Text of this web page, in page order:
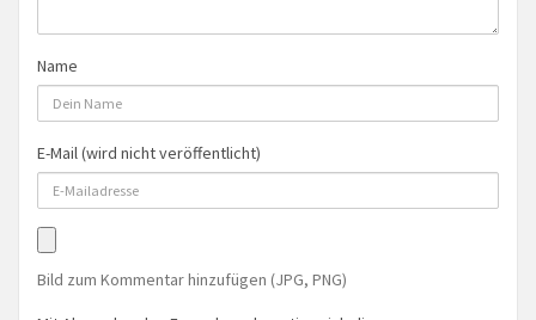
Name
E-Mail (wird nicht veröffentlicht)
Bild zum Kommentar hinzufügen (JPG, PNG)